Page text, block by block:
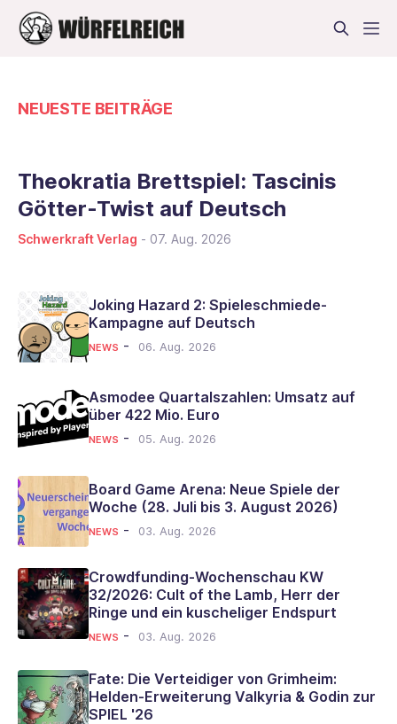
NEUESTE BEITRÄGE
Theokratia Brettspiel: Tascinis
Götter-Twist auf Deutsch
Schwerkraft Verlag - 07. Aug. 2026
Joking Hazard 2: Spieleschmiede-
Kampagne auf Deutsch
NEWS - 06. Aug. 2026
Asmodee Quartalszahlen: Umsatz auf
über 422 Mio. Euro
NEWS - 05. Aug. 2026
Board Game Arena: Neue Spiele der
Woche (28. Juli bis 3. August 2026)
NEWS - 03. Aug. 2026
Crowdfunding-Wochenschau KW
32/2026: Cult of the Lamb, Herr der
Ringe und ein kuscheliger Endspurt
NEWS - 03. Aug. 2026
Fate: Die Verteidiger von Grimheim:
Helden-Erweiterung Valkyria & Godin zur
SPIEL '26